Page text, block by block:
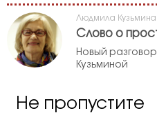
Людмила Кузьмина
Слово о
Новый
Кузьминой
Не пропустите